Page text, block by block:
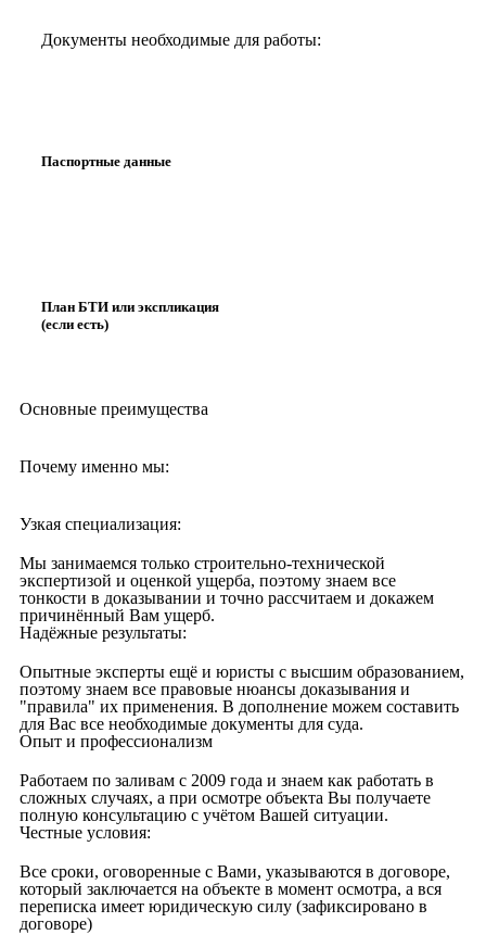
Документы необходимые для работы:
Паспортные данные
План БТИ или экспликация
(если есть)
Основные преимущества
Почему именно мы:
Узкая специализация:
Мы занимаемся только строительно-технической
экспертизой и оценкой ущерба, поэтому знаем все
тонкости в доказывании и точно рассчитаем и докажем
причинённый Вам ущерб.
Надёжные результаты:
Опытные эксперты ещё и юристы с высшим образованием,
поэтому знаем все правовые нюансы доказывания и
"правила" их применения. В дополнение можем составить
для Вас все необходимые документы для суда.
Опыт и профессионализм
Работаем по заливам с 2009 года и знаем как работать в
сложных случаях, а при осмотре объекта Вы получаете
полную консультацию с учётом Вашей ситуации.
Честные условия:
Все сроки, оговоренные с Вами, указываются в договоре,
который заключается на объекте в момент осмотра, а вся
переписка имеет юридическую силу (зафиксировано в
договоре)